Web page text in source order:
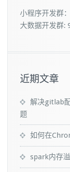
小程序开发群
大数据开发群:
近期文章
解决gitlab
题
如何在
spark内存